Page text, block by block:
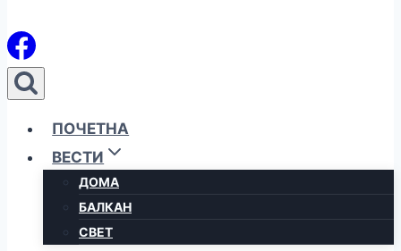
ПОЧЕТНА
ВЕСТИ
ДОМА
БАЛКАН
СВЕТ